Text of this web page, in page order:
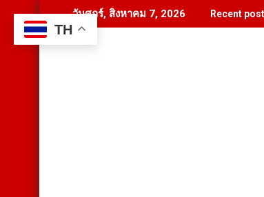
to
content
วันศุกร์, สิงหาคม 7, 2026 Recent
TH